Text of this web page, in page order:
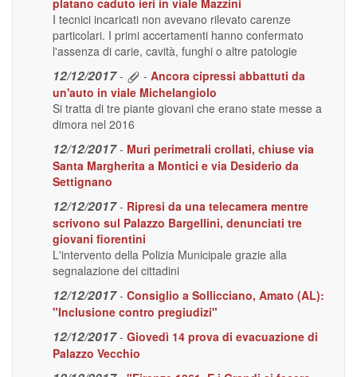
platano caduto ieri in viale Mazzini
I tecnici incaricati non avevano rilevato carenze
particolari. I primi accertamenti hanno confermato
l'assenza di carie, cavità, funghi o altre patologie
12/12/2017 - - Ancora cipressi abbattuti da
un'auto in viale Michelangiolo
Si tratta di tre piante giovani che erano state messe a
dimora nel 2016
12/12/2017 - Muri perimetrali crollati, chiuse via
Santa Margherita a Montici e via Desiderio da
Settignano
12/12/2017 - Ripresi da una telecamera mentre
scrivono sul Palazzo Bargellini, denunciati tre
giovani fiorentini
L'intervento della Polizia Municipale grazie alla
segnalazione dei cittadini
12/12/2017 - Consiglio a Sollicciano, Amato (AL):
"Inclusione contro pregiudizi"
12/12/2017 - Giovedì 14 prova di evacuazione di
Palazzo Vecchio